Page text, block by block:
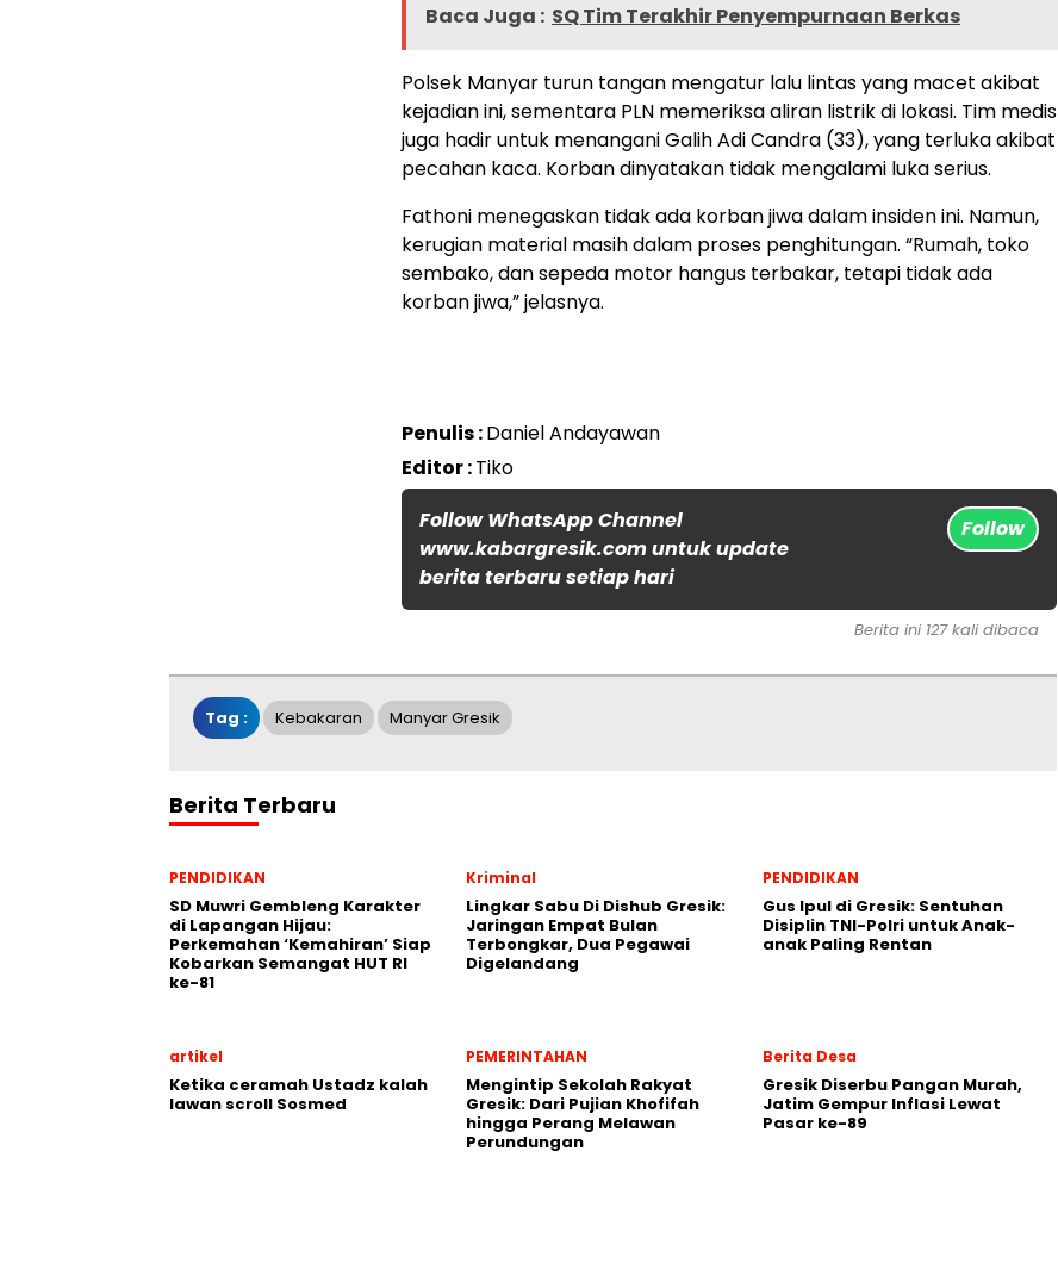
Baca Juga : SQ Tim Terakhir Penyempurnaan Berkas
Polsek Manyar turun tangan mengatur lalu lintas yang macet akibat
kejadian ini, sementara PLN memeriksa aliran listrik di lokasi. Tim medis
juga hadir untuk menangani Galih Adi Candra (33), yang terluka akibat
pecahan kaca. Korban dinyatakan tidak mengalami luka serius.
Fathoni menegaskan tidak ada korban jiwa dalam insiden ini. Namun,
kerugian material masih dalam proses penghitungan. “Rumah, toko
sembako, dan sepeda motor hangus terbakar, tetapi tidak ada
korban jiwa,” jelasnya.
Penulis :Daniel Andayawan
Editor :Tiko
Follow WhatsApp Channel
www.kabargresik.com untuk update
berita terbaru setiap hari
Follow
Berita ini 127 kali dibaca
Tag : Kebakaran Manyar Gresik
Berita Terbaru
PENDIDIKAN
SD Muwri Gembleng Karakter
di Lapangan Hijau:
Perkemahan ‘Kemahiran’ Siap
Kobarkan Semangat HUT RI
ke-81
Kriminal
Lingkar Sabu Di Dishub Gresik:
Jaringan Empat Bulan
Terbongkar, Dua Pegawai
Digelandang
PENDIDIKAN
Gus Ipul di Gresik: Sentuhan
Disiplin TNI-Polri untuk Anak-
anak Paling Rentan
artikel
Ketika ceramah Ustadz kalah
lawan scroll Sosmed
PEMERINTAHAN
Mengintip Sekolah Rakyat
Gresik: Dari Pujian Khofifah
hingga Perang Melawan
Perundungan
Berita Desa
Gresik Diserbu Pangan Murah,
Jatim Gempur Inflasi Lewat
Pasar ke-89